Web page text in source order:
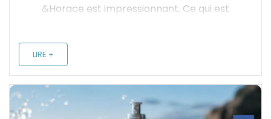
&Horace est impressionnant. Ce qui est
fragrance possède désormais sa propre
identité, sa particularité. On ne retrouve
jamais deux fois le même jus : la ...
LIRE +